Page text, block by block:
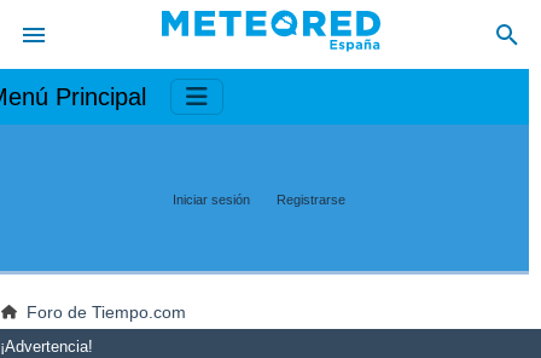
Principal
Iniciar sesión Registrarse
Foro de Tiempo.com
¡Advertencia!